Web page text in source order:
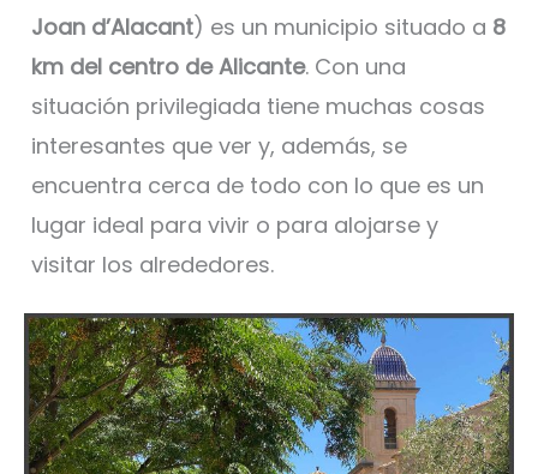
Joan d’Alacant) es un municipio situado a 8
km del centro de Alicante. Con una
situación privilegiada tiene muchas cosas
interesantes que ver y, además, se
encuentra cerca de todo con lo que es un
lugar ideal para vivir o para alojarse y
visitar los alrededores.